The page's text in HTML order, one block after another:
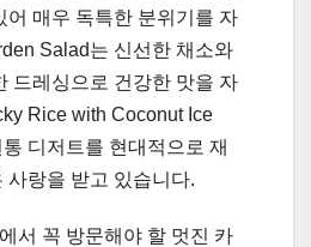
어 매우 독특한 분위기를 자
Salad는 신선한 채소와
드레싱으로 건강한 맛을 자
Rice with Coconut Ice
디저트를 현대적으로 재
사랑을 받고 있습니다.
서 꼭 방문해야 할 멋진 카